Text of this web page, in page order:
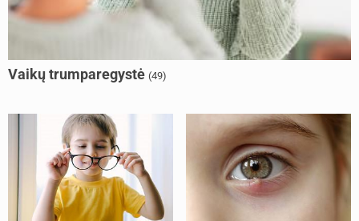
Vaikų trumparegystė (49)